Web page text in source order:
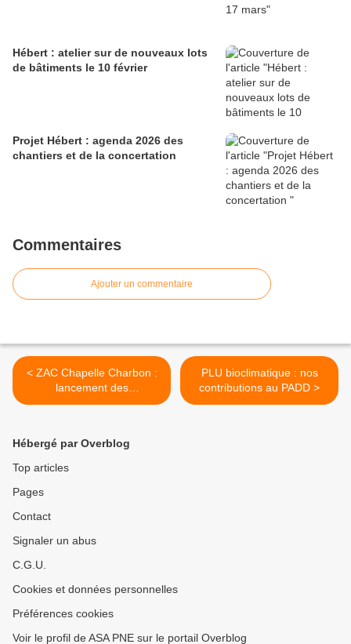
Hébert : atelier sur de nouveaux lots
de bâtiments le 10 février
Projet Hébert : agenda 2026 des
chantiers et de la concertation
Commentaires
Ajouter un commentaire
< ZAC Chapelle Charbon :
lancement des
consultations de maîtrise
PLU bioclimatique : nos
contributions au PADD >
Hébergé par Overblog
Top articles
Pages
Contact
Signaler un abus
C.G.U.
Cookies et données personnelles
Préférences cookies
Voir le profil de ASA PNE sur le portail Overblog